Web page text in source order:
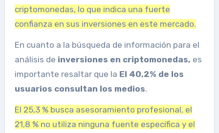
criptomonedas, lo que indica una fuerte
confianza en sus inversiones en este mercado.
En cuanto a la búsqueda de información para el
análisis de inversiones en criptomonedas, es
importante resaltar que la El 40,2% de los
usuarios consultan los medios.
El 25,3 % busca asesoramiento profesional, el
21,8 % no utiliza ninguna fuente específica y el